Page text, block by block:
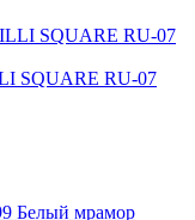
SQUARE RU-07